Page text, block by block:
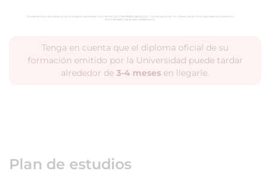
Tenga en cuenta que el diploma oficial de su
formación emitido por la Universidad puede tardar
alrededor de 3-4 meses en llegarle.
Plan de estudios